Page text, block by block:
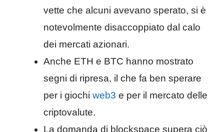
vette che alcuni avevano sperato, si è
notevolmente disaccoppiato dal calo
dei mercati azionari.
Anche ETH e BTC hanno mostrato
segni di ripresa, il che fa ben sperare
per i giochi web3 e per il mercato delle
criptovalute.
La domanda di blockspace supera ciò